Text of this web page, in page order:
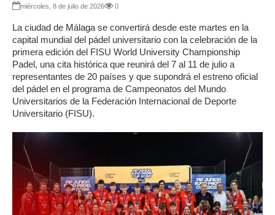
miércoles, 8 de julio de 2026 0
La ciudad de Málaga se convertirá desde este martes en la
capital mundial del pádel universitario con la celebración de la
primera edición del FISU World University Championship
Padel, una cita histórica que reunirá del 7 al 11 de julio a
representantes de 20 países y que supondrá el estreno oficial
del pádel en el programa de Campeonatos del Mundo
Universitarios de la Federación Internacional de Deporte
Universitario (FISU).